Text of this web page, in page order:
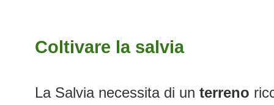
Coltivare la salvia
La Salvia necessita di un terreno